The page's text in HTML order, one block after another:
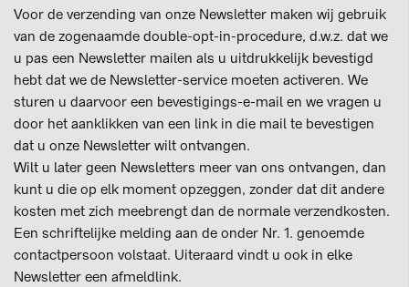
Voor de verzending van onze Newsletter maken wij gebruik
van de zogenaamde double-opt-in-procedure, d.w.z. dat we
u pas een Newsletter mailen als u uitdrukkelijk bevestigd
hebt dat we de Newsletter-service moeten activeren. We
sturen u daarvoor een bevestigings-e-mail en we vragen u
door het aanklikken van een link in die mail te bevestigen
dat u onze Newsletter wilt ontvangen.
Wilt u later geen Newsletters meer van ons ontvangen, dan
kunt u die op elk moment opzeggen, zonder dat dit andere
kosten met zich meebrengt dan de normale verzendkosten.
Een schriftelijke melding aan de onder Nr. 1. genoemde
contactpersoon volstaat. Uiteraard vindt u ook in elke
Newsletter een afmeldlink.